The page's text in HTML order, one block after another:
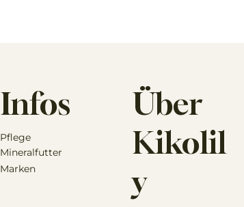
Infos
Pflege
Mineralfutter
Marken
Über
Kikolil
y